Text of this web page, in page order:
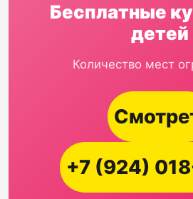
Бесплатные
детей
Количество мест
+7 (924)